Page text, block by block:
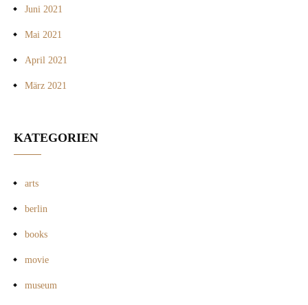
Juni 2021
Mai 2021
April 2021
März 2021
KATEGORIEN
arts
berlin
books
movie
museum